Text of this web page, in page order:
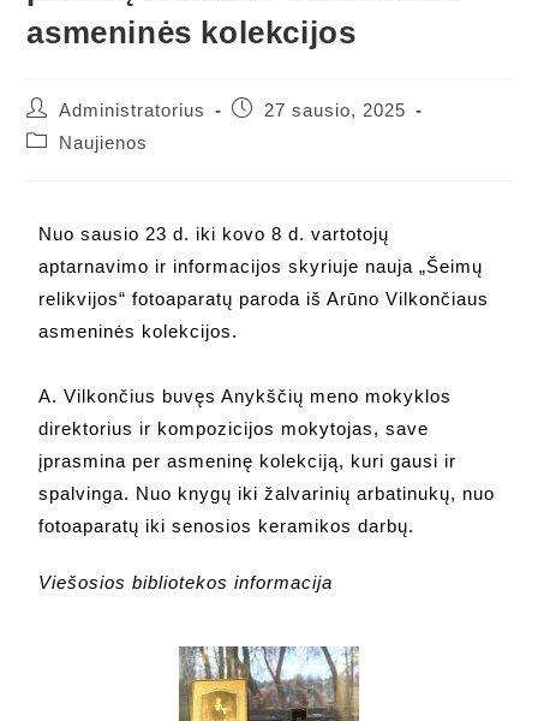
asmeninės kolekcijos
Administratorius
27 sausio, 2025
Naujienos
Nuo sausio 23 d. iki kovo 8 d. vartotojų
aptarnavimo ir informacijos skyriuje nauja „Šeimų
relikvijos“ fotoaparatų paroda iš Arūno Vilkončiaus
asmeninės kolekcijos.
A. Vilkončius buvęs Anykščių meno mokyklos
direktorius ir kompozicijos mokytojas, save
įprasmina per asmeninę kolekciją, kuri gausi ir
spalvinga. Nuo knygų iki žalvarinių arbatinukų, nuo
fotoaparatų iki senosios keramikos darbų.
Viešosios bibliotekos informacija